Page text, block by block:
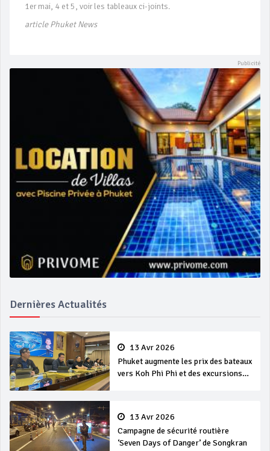
1er mai, 4 et 5, voir les tableaux ci-joints.
article Phuket News
Dernières Actualités
13 Avr 2026
Phuket augmente les prix des bateaux
vers Koh Phi Phi et des excursions
13 Avr 2026
Campagne de sécurité routière
‘Seven Days of Danger’ de Songkran